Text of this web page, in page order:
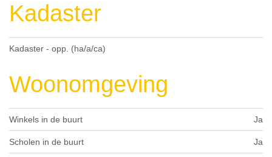
Kadaster
Kadaster - opp. (ha/a/ca)
Woonomgeving
Winkels in de buurt Ja
Scholen in de buurt Ja